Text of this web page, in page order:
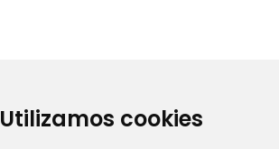
Utilizamos cookies